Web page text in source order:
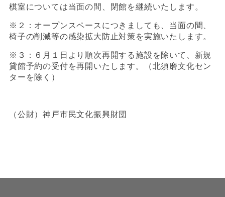
棋室については当面の間、閉館を継続いたします。
※２：オープンスペースにつきましても、当面の間、
椅子の削減等の感染拡大防止対策を実施いたします。
※３：６月１日より順次再開する施設を除いて、新規
貸館予約の受付を再開いたします。（北須磨文化セン
ターを除く）
（公財）神戸市民文化振興財団